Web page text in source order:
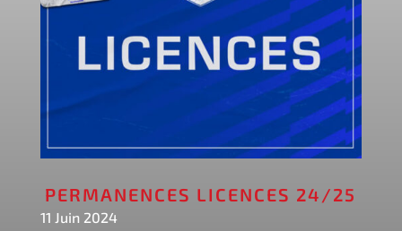
PERMANENCES LICENCES 24/25
11 Juin 2024